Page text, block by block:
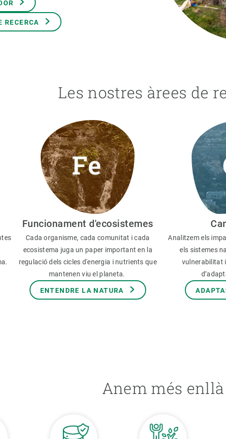
RECERCA
Les nostres àrees de
Funcionament d'ecosistemes
Cada organisme, cada comunitat i cada
ecosistema juga un paper important en la
regulació dels cicles d'energia i nutrients que
mantenen viu el planeta.
ENTENDRE LA NATURA
Analitzem els
els sistemes
vulnerabilitat
Anem més enllà
de la terra
transversals
Programa de
Vine de visitant o
Segell de bones
T’oferim formació